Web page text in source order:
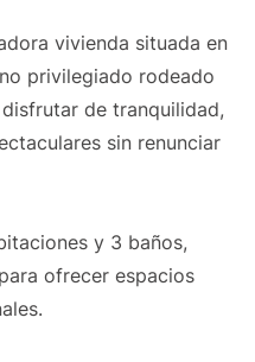
vivienda situada en
privilegiado rodeado
de tranquilidad,
sin renunciar
y 3 baños,
ofrecer espacios